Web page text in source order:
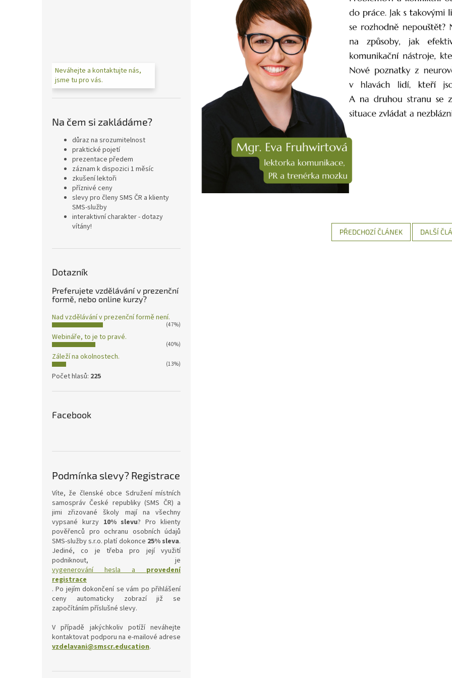
Neváhejte a kontaktujte nás,
jsme tu pro vás.
Na čem si zakládáme?
důraz na srozumitelnost
praktické pojetí
prezentace předem
záznam k dispozici 1 měsíc
zkušení lektoři
příznivé ceny
slevy pro členy SMS ČR a klienty
SMS-služby
interaktivní charakter - dotazy
vítány!
Dotazník
Preferujete vzdělávání v prezenční
formě, nebo online kurzy?
Nad vzdělávání v prezenční formě není.
(47%)
Webináře, to je to pravé.
(40%)
Záleží na okolnostech.
(13%)
Počet hlasů: 225
Facebook
Podmínka slevy? Registrace
Víte, že členské obce Sdružení místních
samospráv České republiky (SMS ČR) a
jimi zřizované školy mají na všechny
vypsané kurzy 10% slevu? Pro klienty
pověřenců pro ochranu osobních údajů
SMS-služby s.r.o. platí dokonce 25% sleva.
Jediné, co je třeba pro její využití
podniknout, je
vygenerování hesla aprovedení
registrace
. Po jejím dokončení se vám po přihlášení
ceny automaticky zobrazí již se
započítáním příslušné slevy.
V případě jakýchkoliv potíží neváhejte
kontaktovat podporu na e-mailové adrese
vzdelavani@smscr.education.
PŘEDCHOZÍ ČLÁNEK DALŠÍ